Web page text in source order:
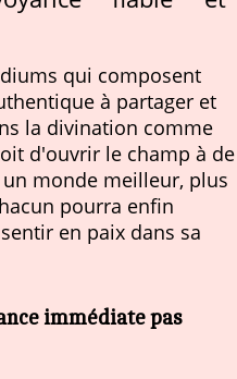
qui composent
à partager et
la divination comme
d'ouvrir le champ à de
monde meilleur, plus
pourra enfin
en paix dans sa
immédiate pas